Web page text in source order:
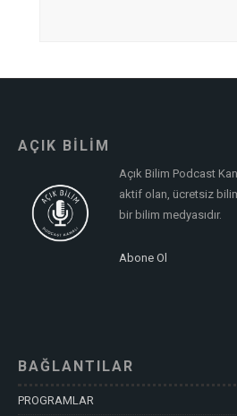
AÇIK BİLİM
Açık Bilim Podcast
aktif olan, ücretsiz
bir bilim medyasıdır.
Abone Ol
BAĞLANTILAR
PROGRAMLAR